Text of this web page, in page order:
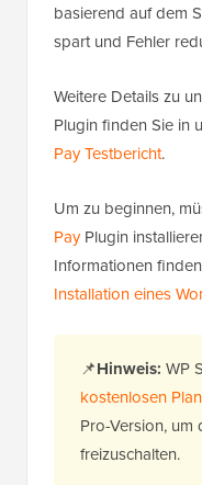
basierend auf dem
spart und Fehler
Weitere Details zu
Plugin finden Sie in
Pay Testbericht.
Um zu beginnen,
PayPlugin
Informationen
Installation eines
📌Hinweis: WP
kostenlosen Plan
Pro-Version, um
freizuschalten.